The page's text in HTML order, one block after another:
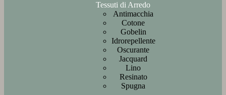
Tessuti di Arredo
Antimacchia
Cotone
Gobelin
Idrorepellente
Oscurante
Jacquard
Lino
Resinato
Spugna